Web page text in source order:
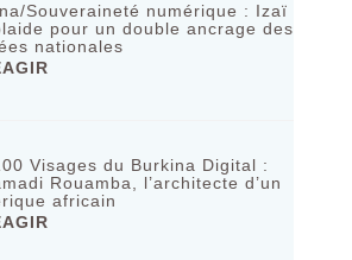
Souveraineté numérique : Izaï
pour un double ancrage des
nationales
Visages du Burkina Digital :
Rouamba, l’architecte d’un
africain